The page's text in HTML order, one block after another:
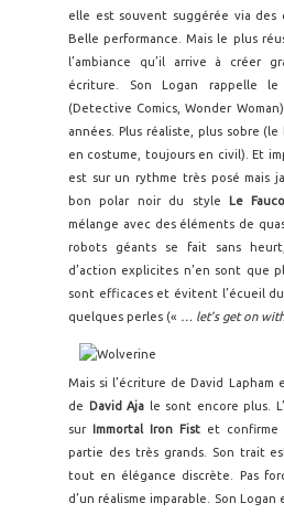
elle est souvent suggérée via des
Belle performance. Mais le plus
l’ambiance qu’il arrive à créer
écriture. Son Logan rappelle
(Detective Comics, Wonder
années. Plus réaliste, plus sobre (le
en costume, toujours en civil). Et
est sur un rythme très posé mais
bon polar noir du style Le
mélange avec des éléments de
robots géants se fait sans
d’action explicites n’en sont que
sont efficaces et évitent l’écueil du
quelques perles (« … let’s get on
Mais si l’écriture de David Lapham
de David Aja le sont encore plus.
sur Immortal Iron Fist et confirme
partie des très grands. Son trait
tout en élégance discrète. Pas
d’un réalisme imparable. Son Logan